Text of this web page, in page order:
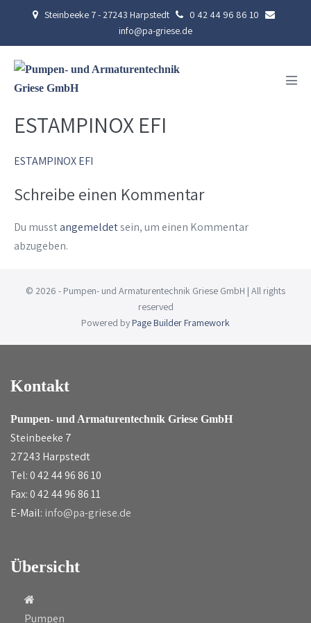
springen
Steinbeeke 7 - 27243 Harpstedt
0 42 44 96 86 10
info@pa-griese.de
ESTAMPINOX EFI
ESTAMPINOX EFI
Schreibe einen Kommentar
Du musstangemeldetsein, um einen Kommentar
abzugeben.
© 2026 - Pumpen- und Armaturentechnik Griese GmbH | All rights
reserved
Powered by Page Builder Framework
Kontakt
Pumpen- und Armaturentechnik Griese GmbH
Steinbeeke 7
27243 Harpstedt
Tel: 0 42 44 96 86 10
Fax: 0 42 44 96 86 11
E-Mail: info@pa-griese.de
Übersicht
Pumpen